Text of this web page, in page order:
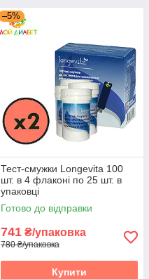
–5%
Тест-смужки Longevita 100
шт. в 4 флаконі по 25 шт. в
упаковці
Готово до відправки
741 ₴/упаковка
780 ₴/упаковка
Купити